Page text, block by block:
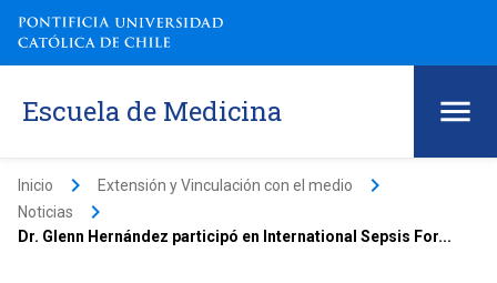
Escuela de Medicina
Inicio keyboard_arrow_right Extensión y Vinculación con el medio keyboard_arrow_right
Noticias keyboard_arrow_right
Dr. Glenn Hernández participó en International Sepsis For...